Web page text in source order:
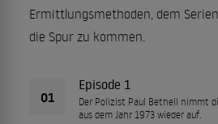
Ermittlungsmethoden, dem
die Spur zu kommen.
01
Episode 1
Der Polizist Paul Bethell nimmt
aus dem Jahr 1973 wieder auf.